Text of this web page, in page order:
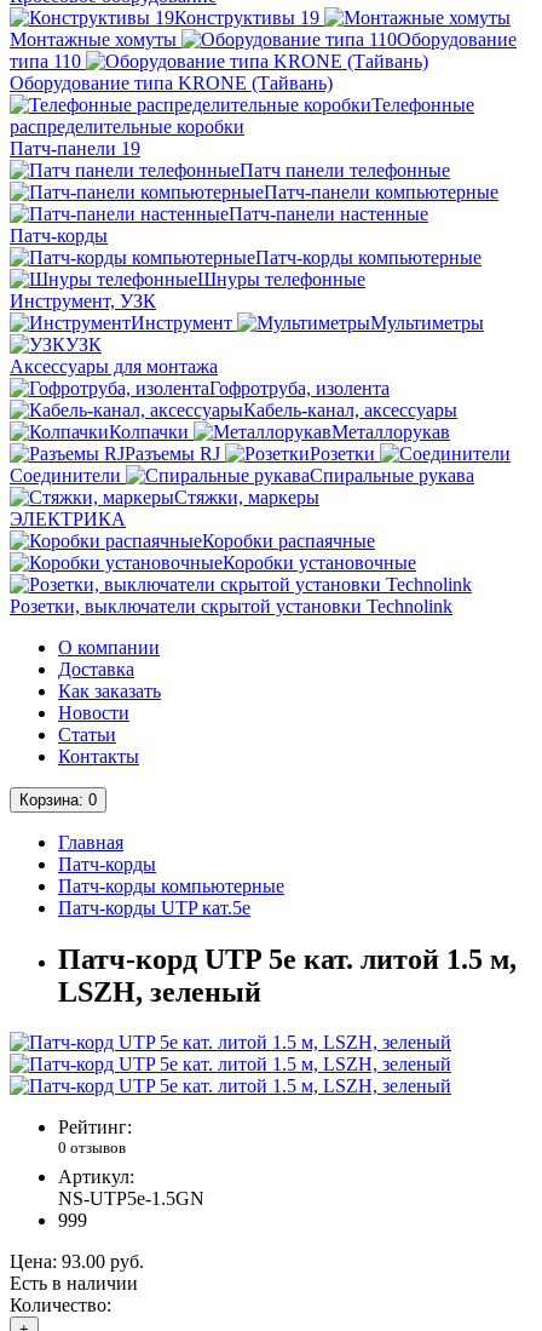
Конструктивы 19
Монтажные хомуты
Оборудование
типа 110
Оборудование типа KRONE (Тайвань)
Телефонные
распределительные коробки
Патч-панели 19
Патч панели телефонные
Патч-панели компьютерные
Патч-панели настенные
Патч-корды
Патч-корды компьютерные
Шнуры телефонные
Инструмент, УЗК
Инструмент
Мультиметры
УЗК
Аксессуары для монтажа
Гофротруба, изолента
Кабель-канал, аксессуары
Колпачки
Металлорукав
Разъемы RJ
Розетки
Соединители
Спиральные рукава
Стяжки, маркеры
ЭЛЕКТРИКА
Коробки распаячные
Коробки установочные
Розетки, выключатели скрытой установки Technolink
О компании
Доставка
Как заказать
Новости
Статьи
Контакты
Корзина: 0
Главная
Патч-корды
Патч-корды компьютерные
Патч-корды UTP кат.5е
Патч-корд UTP 5e кат. литой 1.5 м,
LSZH, зеленый
Рейтинг:
0 отзывов
Артикул:
NS-UTP5e-1.5GN
999
Цена: 93.00 руб.
Есть в наличии
Количество: